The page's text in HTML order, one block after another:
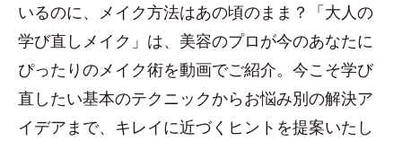
いるのに、メイク方法はあの頃のまま？「大人の
学び直しメイク」は、美容のプロが今のあなたに
ぴったりのメイク術を動画でご紹介。今こそ学び
直したい基本のテクニックからお悩み別の解決ア
イデアまで、キレイに近づくヒントを提案いたし